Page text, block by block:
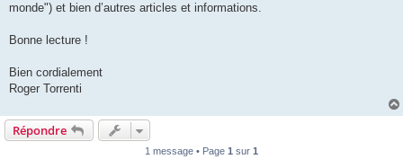
monde") et bien d’autres articles et informations.
Bonne lecture !
Bien cordialement
Roger Torrenti
Répondre
1 message • Page 1 sur 1